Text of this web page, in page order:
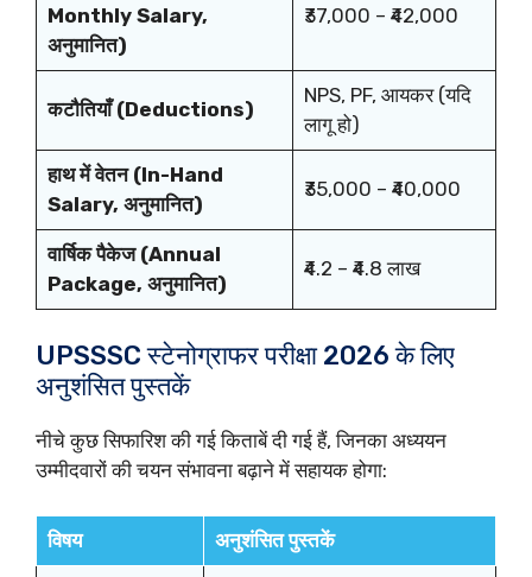
Monthly Salary,
अनुमानित)
₹37,000 – ₹42,000
कटौतियाँ (Deductions)
NPS, PF, आयकर (यदि
लागू हो)
हाथ में वेतन (In-Hand
Salary, अनुमानित)
₹35,000 – ₹40,000
वार्षिक पैकेज (Annual
Package, अनुमानित)
₹4.2 – ₹4.8 लाख
UPSSSC स्टेनोग्राफर परीक्षा 2026 के लिए
अनुशंसित पुस्तकें
नीचे कुछ सिफारिश की गई किताबें दी गई हैं, जिनका अध्ययन
उम्मीदवारों की चयन संभावना बढ़ाने में सहायक होगा:
विषय अनुशंसित पुस्तकें